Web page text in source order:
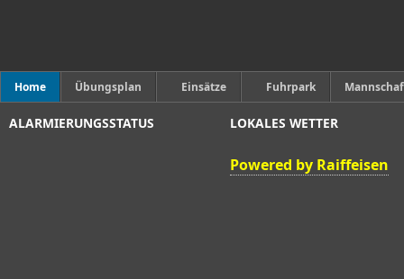
Home Übungsplan Einsätze Fuhrpark
ALARMIERUNGSSTATUS LOKALES WETTER
Powered by Raiffeisen